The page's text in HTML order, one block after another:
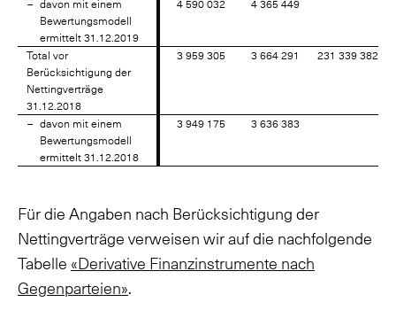
davon mit einem
Bewertungsmodell
ermittelt 31.12.2019
4 590 032 4 365 449
Total vor
Berücksichtigung der
Nettingverträge
31.12.2018
3 959 305 3 664 291 231 339 382
davon mit einem
Bewertungsmodell
ermittelt 31.12.2018
3 949 175 3 636 383
davon mit einem
Bewertungsmodell
ermittelt 31.12.2019
Total vor
Berücksichtigung der
Nettingverträge
31.12.2018
davon mit einem
Bewertungsmodell
ermittelt 31.12.2018
Für die Angaben nach Berücksichtigung der
Nettingverträge verweisen wir auf die nachfolgende
Tabelle «Derivative Finanzinstrumente nach
Gegenparteien».